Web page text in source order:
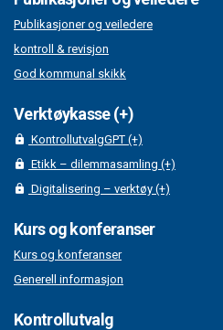
Publikasjoner og veiledere
kontroll & revisjon
God kommunal skikk
Verktøykasse (+)
KontrollutvalgGPT (+)
Etikk – dilemmasamling (+)
Digitalisering – verktøy (+)
Kurs og konferanser
Kurs og konferanser
Generell informasjon
Kontrollutvalg